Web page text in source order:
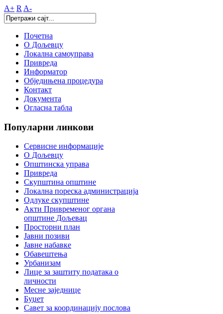
A+ R A-
Почетна
О Дољевцу
Локална самоуправа
Привреда
Информатор
Обједињена процедура
Контакт
Документа
Огласна табла
Популарни линкови
Сервисне информације
О Дољевцу
Општинска управа
Привреда
Скупштина општине
Локална пореска администрација
Одлуке скупштине
Акти Привременог органа
општине Дољевац
Просторни план
Јавни позиви
Јавне набавке
Обавештења
Урбанизам
Лице за заштиту података о
личности
Месне заједнице
Буџет
Савет за координацију послова